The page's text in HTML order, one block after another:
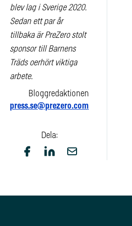
blev lag i Sverige 2020.
Sedan ett par år
tillbaka är PreZero stolt
sponsor till Barnens
Träds oerhört viktiga
arbete.
Bloggredaktionen
press.se@prezero.com
Dela: